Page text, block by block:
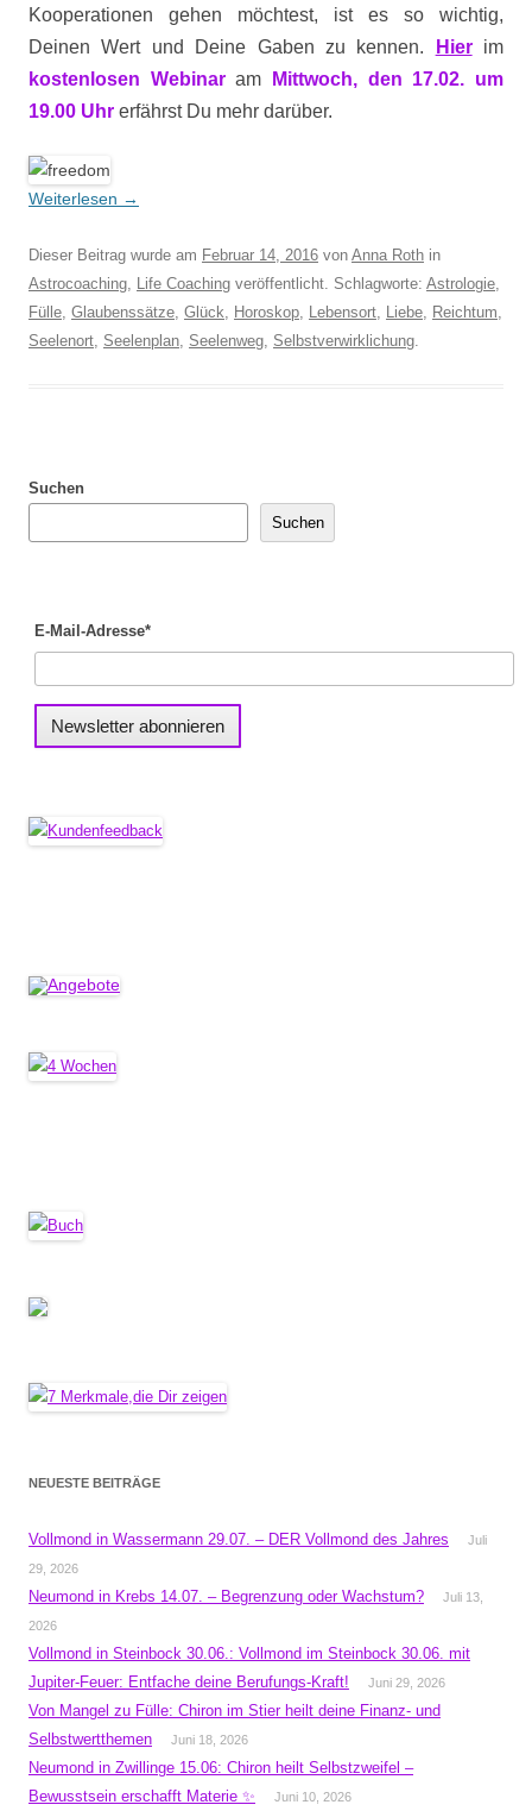
Kooperationen gehen möchtest, ist es so wichtig,
Deinen Wert und Deine Gaben zu kennen.
Hierim
kostenlosen Webinaram
Mittwoch, den 17.02. um
19.00 Uhr erfährst Du mehr darüber.
Weiterlesen →
Dieser Beitrag wurde am Februar 14, 2016 von Anna Roth in
Astrocoaching, Life Coaching veröffentlicht. Schlagworte: Astrologie,
Fülle, Glaubenssätze, Glück, Horoskop, Lebensort, Liebe, Reichtum,
Seelenort, Seelenplan, Seelenweg, Selbstverwirklichung.
Suchen
Suchen
E-Mail-Adresse*
NEUESTE BEITRÄGE
Vollmond in Wassermann 29.07. – DER Vollmond des Jahres
Juli
29, 2026
Neumond in Krebs 14.07. – Begrenzung oder Wachstum?
Juli 13,
2026
Vollmond in Steinbock 30.06.: Vollmond im Steinbock 30.06. mit
Jupiter-Feuer: Entfache deine Berufungs-Kraft!
Juni 29, 2026
Von Mangel zu Fülle: Chiron im Stier heilt deine Finanz- und
Selbstwertthemen
Juni 18, 2026
Neumond in Zwillinge 15.06: Chiron heilt Selbstzweifel –
Bewusstsein erschafft Materie ✨
Juni 10, 2026